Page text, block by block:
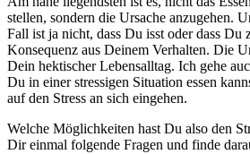
stellen, sondern die Ursache anzugehen.
Fall ist ja nicht, dass Du isst oder dass Du
Konsequenz aus Deinem Verhalten. Die
Dein hektischer Lebensalltag. Ich gehe
Du in einer stressigen Situation essen
auf den Stress an sich eingehen.
Welche Möglichkeiten hast Du also den
Dir einmal folgende Fragen und finde